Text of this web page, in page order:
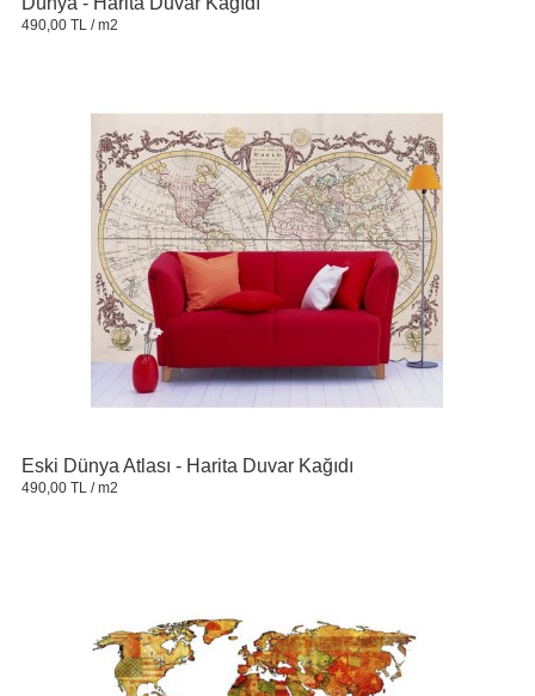
490,00 TL / m2
Eski Dünya Atlası - Harita Duvar Kağıdı
490,00 TL / m2